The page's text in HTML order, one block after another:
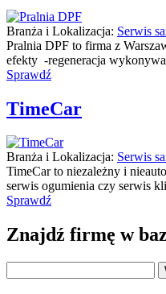
Branża i Lokalizacja: Serwis
Pralnia DPF to firma z
efekty -regeneracja
Sprawdź
TimeCar
Branża i Lokalizacja: Serwis
TimeCar to niezależny i
serwis ogumienia czy serwis
Sprawdź
Znajdź firmę w